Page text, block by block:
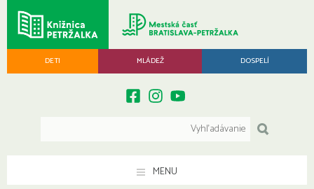
DETI MLÁDEŽ DOSPELÍ
MENU